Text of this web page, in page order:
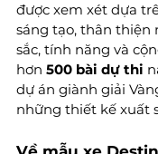
được xem xét dựa
sáng tạo, thân thiện
sắc, tính năng và
hơn 500 bài dự thi
dự án giành giải
những thiết kế xuất